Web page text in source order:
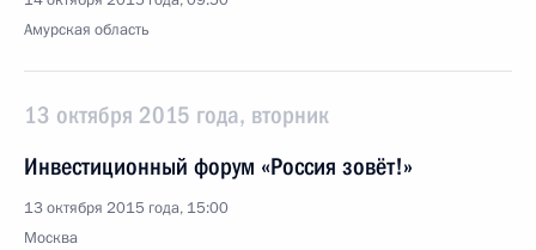
Амурская область
13 октября 2015 года, вторник
Инвестиционный форум «Россия зовёт!»
13 октября 2015 года, 15:00
Москва